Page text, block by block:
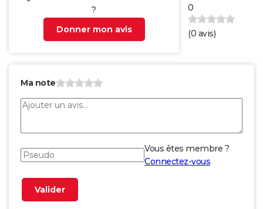
?
Donner mon avis
0
(0 avis)
Ma note
Vous êtes membre ?
Connectez-vous